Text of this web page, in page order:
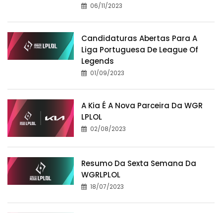
06/11/2023
Candidaturas Abertas Para A
Liga Portuguesa De League Of
Legends
01/09/2023
A Kia É A Nova Parceira Da WGR
LPLOL
02/08/2023
Resumo Da Sexta Semana Da
WGRLPLOL
18/07/2023